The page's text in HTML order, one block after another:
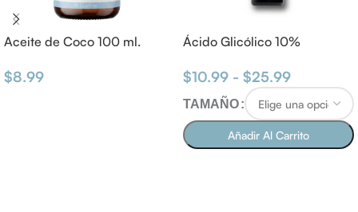
Aceite de Coco 100 ml.
$8.99
Ácido Glicólico 10%
$10.99 - $25.99
TAMAÑO
Añadir Al Carrito